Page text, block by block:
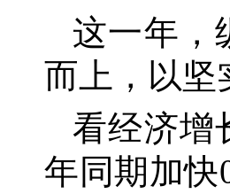
这一年，
而上，以坚
看经济增
年同期加快